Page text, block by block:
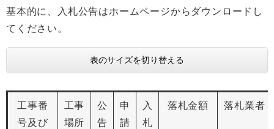
基本的に、入札公告はホームページからダウンロードし
てください。
表のサイズを切り替える
工事番
号及び
工事
場所
公
告
申
請
入
札
落札金額 落札業者